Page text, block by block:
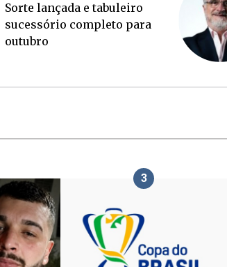
e tabuleiro
completo para
3